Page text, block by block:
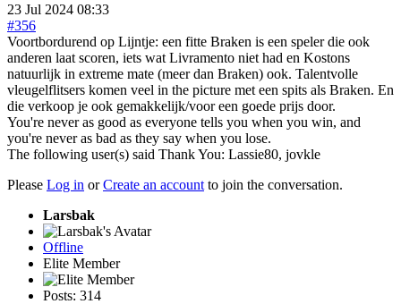
23 Jul 2024 08:33
#356
Voortbordurend op Lijntje: een fitte Braken is een speler die ook
anderen laat scoren, iets wat Livramento niet had en Kostons
natuurlijk in extreme mate (meer dan Braken) ook. Talentvolle
vleugelflitsers komen veel in the picture met een spits als Braken. En
die verkoop je ook gemakkelijk/voor een goede prijs door.
You're never as good as everyone tells you when you win, and
you're never as bad as they say when you lose.
The following user(s) said Thank You: Lassie80, jovkle
Please Log in orCreate an account to join the conversation.
Larsbak
Offline
Elite Member
Posts: 314